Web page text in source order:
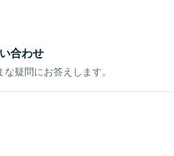
合わせ
疑問にお答えします。